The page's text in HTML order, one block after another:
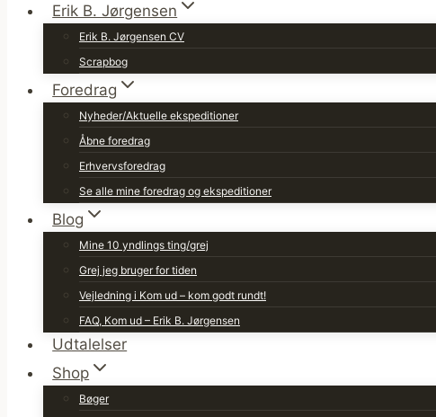
Erik B. Jørgensen
Erik B. Jørgensen CV
Scrapbog
Foredrag
Nyheder/Aktuelle ekspeditioner
Åbne foredrag
Erhvervsforedrag
Se alle mine foredrag og ekspeditioner
Blog
Mine 10 yndlings ting/grej
Grej jeg bruger for tiden
Vejledning i Kom ud – kom godt rundt!
FAQ, Kom ud – Erik B. Jørgensen
Udtalelser
Shop
Bøger